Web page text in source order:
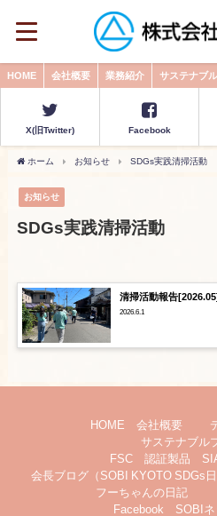
HOME 会社概要 業務紹介 サステナブ
X(旧Twitter) Facebook
ホーム お知らせ SDGs実践清掃活動
お知らせ
SDGs実践清掃活動
清掃活動報告
2026.6.1
HOME 会社概要
サステナブル
FSC®認証製品
会長ブログ（SOBI KYOTO SDGs日
フーちゃんの日記
Facebook
SOBI